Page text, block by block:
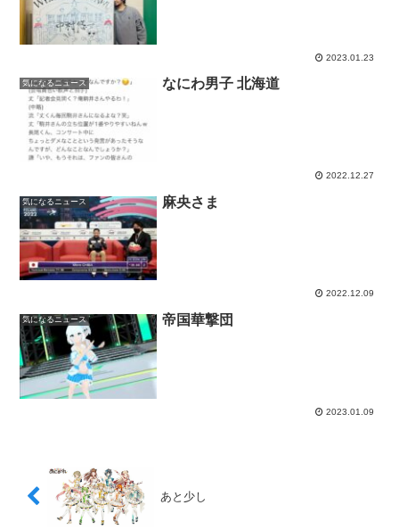
2023.01.23
気になるニュース なにわ男子 北海道
2022.12.27
気になるニュース 麻央さま
2022.12.09
気になるニュース 帝国華撃団
2023.01.09
あと少し